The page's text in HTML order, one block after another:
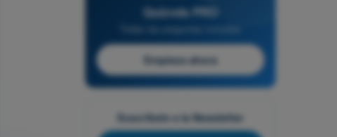
Quizvds PRO
Empieza ahora
Suscríbete a la Newsletter